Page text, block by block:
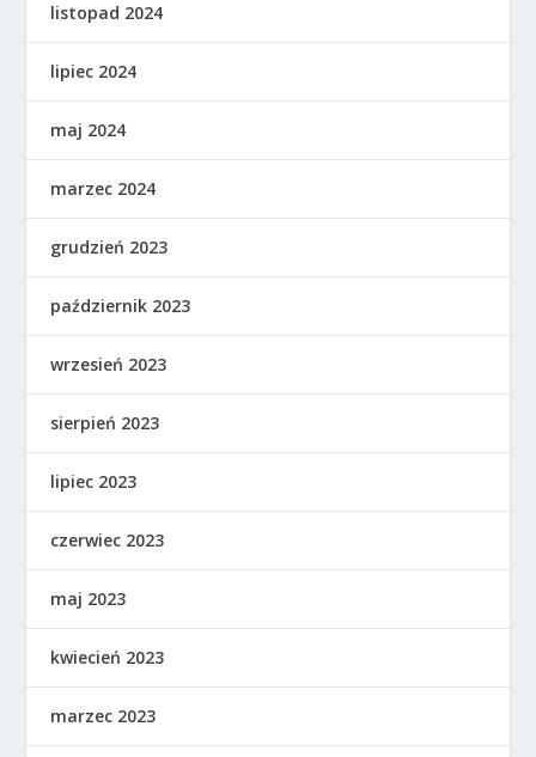
listopad 2024
lipiec 2024
maj 2024
marzec 2024
grudzień 2023
październik 2023
wrzesień 2023
sierpień 2023
lipiec 2023
czerwiec 2023
maj 2023
kwiecień 2023
marzec 2023